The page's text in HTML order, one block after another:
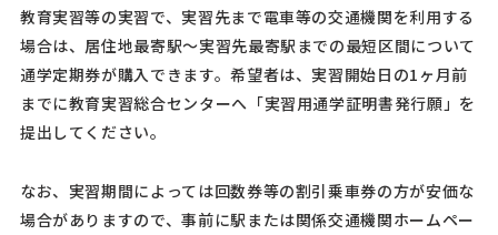
教育実習等の実習で、実習先まで電車等の交通機関を利用する
場合は、居住地最寄駅～実習先最寄駅までの最短区間について
通学定期券が購入できます。希望者は、実習開始日の1ヶ月前
までに教育実習総合センターへ「実習用通学証明書発行願」を
提出してください。
なお、実習期間によっては回数券等の割引乗車券の方が安価な
場合がありますので、事前に駅または関係交通機関ホームペー